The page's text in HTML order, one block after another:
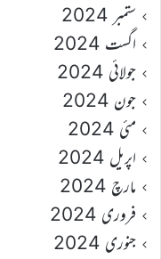
ستمبر 2024
اگست 2024
جولائی 2024
جون 2024
مئی 2024
اپریل 2024
مارچ 2024
فروری 2024
جنوری 2024